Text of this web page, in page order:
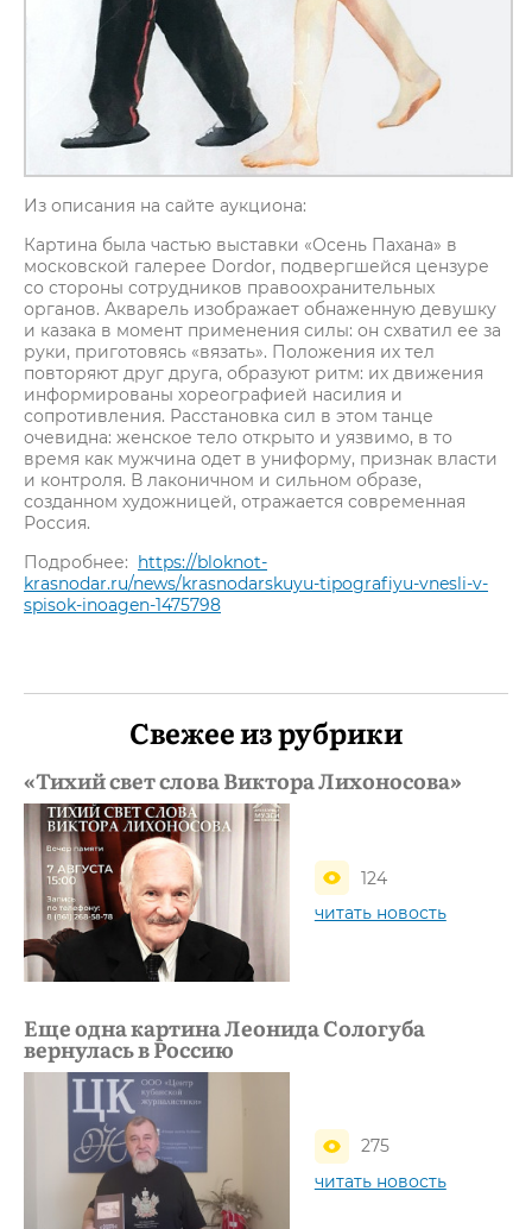
Из описания на сайте аукциона:
Картина была частью выставки «Осень Пахана» в
московской галерее Dordor, подвергшейся цензуре
со стороны сотрудников правоохранительных
органов. Акварель изображает обнаженную девушку
и казака в момент применения силы: он схватил ее за
руки, приготовясь «вязать». Положения их тел
повторяют друг друга, образуют ритм: их движения
информированы хореографией насилия и
сопротивления. Расстановка сил в этом танце
очевидна: женское тело открыто и уязвимо, в то
время как мужчина одет в униформу, признак власти
и контроля. В лаконичном и сильном образе,
созданном художницей, отражается современная
Россия.
Подробнее: https://bloknot-
krasnodar.ru/news/krasnodarskuyu-tipografiyu-vnesli-v-
spisok-inoagen-1475798
Свежее из рубрики
«Тихий свет слова Виктора Лихоносова»
124
читать новость
Еще одна картина Леонида Сологуба
вернулась в Россию
275
читать новость